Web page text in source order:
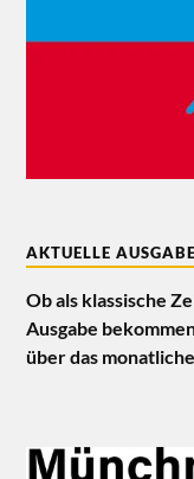
AKTUELLE AUSGABE
Ob als klassische
Ausgabe
über das